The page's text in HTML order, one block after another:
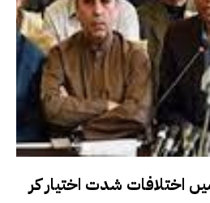
اختلافات شدت اختیار کر